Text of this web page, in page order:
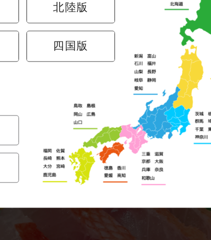
北陸版
四国版
を最大限に楽しんでいただくため、職人が皮目を香
“いま旬！”メニュー」ライ ン ナ ッ プ